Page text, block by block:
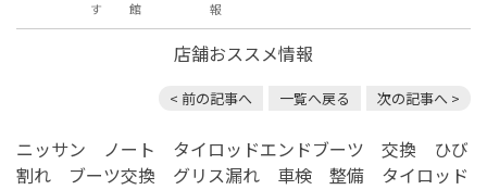
す
館
報
店舗おススメ情報
< 前の記事へ 一覧へ戻る 次の記事へ >
ニッサン ノート タイロッドエンドブーツ 交換 ひび
割れ ブーツ交換 グリス漏れ 車検 整備 タイロッド